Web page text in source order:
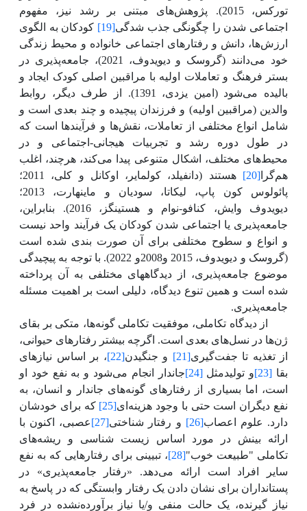
تورکس، 2015). پژوهش‌های مبتنی بر رشد نیز، مفهوم
اجتماعی شدن را چگونگی جذب شدگی[19] کودکان به الگوی
ارزش‌ها، دانش و رفتار‌های اجتماعی خانواده و محیط زندگی
خود می‌دانند
(گروسک و دیویدوف، 2021)، جامعه‌پذیری در
بستر فرهنگ و تعاملات اولیه با مراقبین اصلی کودک ایجاد و
بالیده می‌شود
(امین یزدی، 1391). از طرف دیگر، روابط
والدین (مراقبین اولیه) و فرزندان پیچیده و چند بعدی است و
شامل انواع مختلفی از تعاملات، نقش‌ها و فرآیندها است که
در طول دوره رشد و تجربیات هیجانی-اجتماعی و در
محیط‌های مختلف، اشکال متنوعی پیدا می‌کند، هرچند، اغلب
هم‌گرا [20]
هستند (دانفیلد، کولمایر، اوکانل و کلی، 2011؛
پائولوس کون پاپ، لیکاتا، سودیان و ماینهارت، 2013؛
دیویدوف وایش، کنافو-نوام و هستینگز، 2016). بنابراین،
جامعه‌پذیری یا اجتماعی شدن کودکان یک فرآیند واحد نیست
و انواع و سطوح مختلفی برای آن صورت بندی شده است
(گروسک و دیویدوف، 2015 و2008و 2022). با توجه به پیچیدگی
موضوع جامعه‌پذیری، از دیدگاههای مختلفی به آن پرداخته
شده است و همین تنوع دیدگاه، دلیلی است بر اهمیت مسئله
جامعه‌پذیری.
از دیدگاه تکاملی، موفقیت تکاملی گونه‌ها، متکی بر بقای
ژن‌ها در نسل‌های بعدی است. اگرچه بیشتر رفتارهای حیوانی،
از تغذیه تا جفت‌گیری[21] و جنگیدن[22]، بر اساس نیازهای
بقا [23]و تولیدمثل[24]جاندار انجام می‌شود و به نفع خود او
است، اما بسیاری از رفتارهای گونه‌های جاندار و انسان، به
نفع دیگران است حتی با وجود هزینه‌ای[25] که برای خودشان
دارد. علوم اعصاب[26] و رفتار شناختی[27]عصبی، اکنون با
ارائه بینش در مورد اساس زیست شناسی و ریشههای
تکاملی "طبیعت خوب"[28]، تبیینی برای رفتارهایی که به نفع
سایر افراد است ارائه می‌دهد. «رفتار جامعه‌پذیری» در
پستانداران برای نشان دادن یک رفتار وابستگی که در پاسخ به
نیاز گیرنده، یک حالت منفی و/یا نیاز برآورده‌نشده در فرد